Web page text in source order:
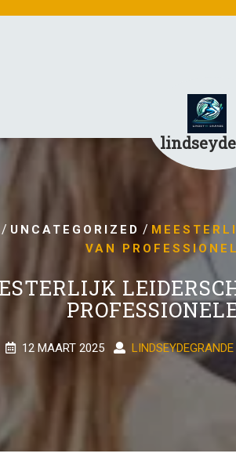
/ UNCATEGORIZED /
VAN
12 MAART 2025 LINDSEYDEGRANDE